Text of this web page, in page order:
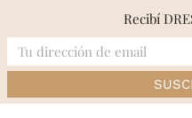
content
La fiesta de Chandon fue
Recibí